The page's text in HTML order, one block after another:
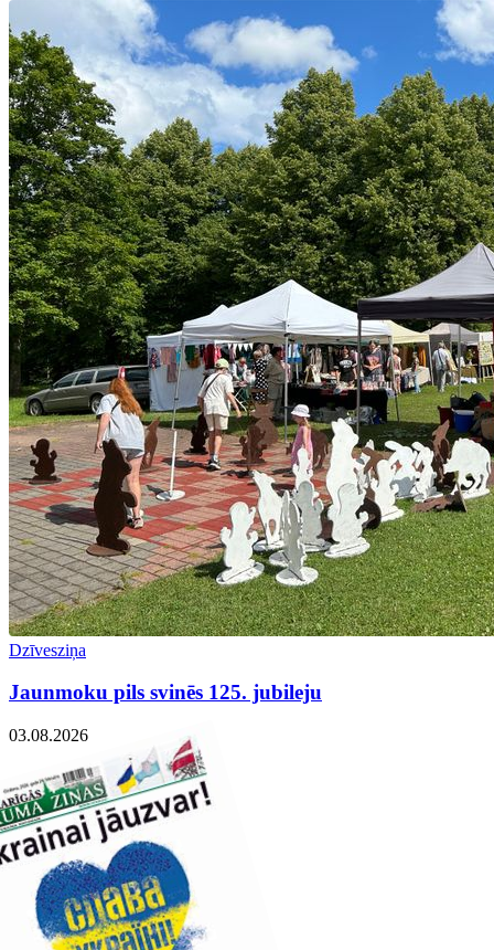
Dzīvesziņa
Jaunmoku pils svinēs 125. jubileju
03.08.2026